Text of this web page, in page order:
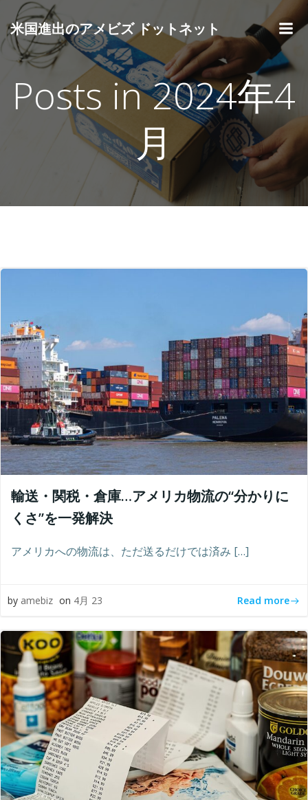
ン
テ
ン
ツ
へ
ス
ッ
プ
米国進出のアメビズ ドットネット
Posts in 2024年4
月
輸送・関税・倉庫…アメリカ物流の“分かりに
くさ”を一発解決
アメリカへの物流は、ただ送るだけでは済み […]
by amebiz on 4月 23 Read more